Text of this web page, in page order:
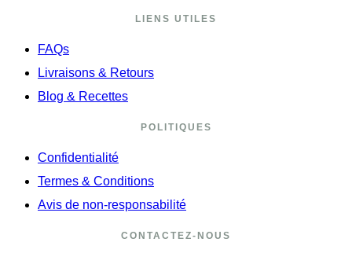
LIENS UTILES
FAQs
Livraisons & Retours
Blog & Recettes
POLITIQUES
Confidentialité
Termes & Conditions
Avis de non-responsabilité
CONTACTEZ-NOUS